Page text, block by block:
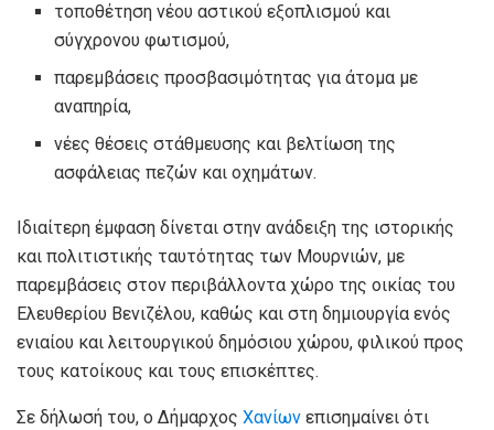
τοποθέτηση νέου αστικού εξοπλισμού και
σύγχρονου φωτισμού,
παρεμβάσεις προσβασιμότητας για άτομα με
αναπηρία,
νέες θέσεις στάθμευσης και βελτίωση της
ασφάλειας πεζών και οχημάτων.
Ιδιαίτερη έμφαση δίνεται στην ανάδειξη της ιστορικής
και πολιτιστικής ταυτότητας των Μουρνιών, με
παρεμβάσεις στον περιβάλλοντα χώρο της οικίας του
Ελευθερίου Βενιζέλου, καθώς και στη δημιουργία ενός
ενιαίου και λειτουργικού δημόσιου χώρου, φιλικού προς
τους κατοίκους και τους επισκέπτες.
Σε δήλωσή του, ο Δήμαρχος Χανίων επισημαίνει ότι